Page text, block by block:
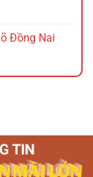
Đồng Nai